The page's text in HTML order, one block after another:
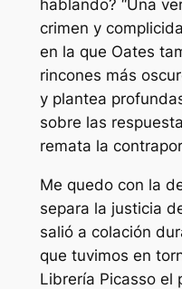
hablando? “Una
crimen y
en la que Oates
rincones más
y plantea
sobre las
remata la
Me quedo con la
separa la justicia
salió a colación
que tuvimos en
Librería Picasso el